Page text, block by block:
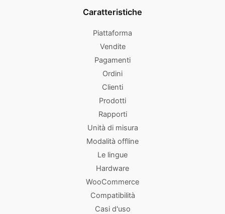
Caratteristiche
Piattaforma
Vendite
Pagamenti
Ordini
Clienti
Prodotti
Rapporti
Unità di misura
Modalità offline
Le lingue
Hardware
WooCommerce
Compatibilità
Casi d'uso